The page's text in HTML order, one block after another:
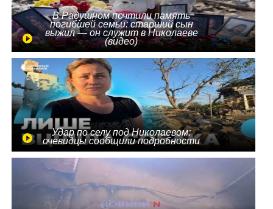
В Радушном почтили память
погибшей семьи: старший сын
выжил — он служит в Николаеве
(видео)
Удар по селу под Николаевом:
очевидцы сообщили подробности